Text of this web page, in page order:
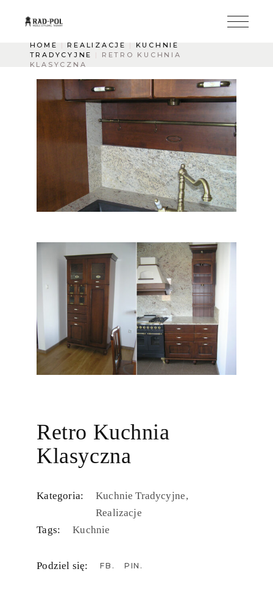
HOME REALIZACJE
KUCHNIE
TRADYCYJNE
RETRO KUCHNIA
KLASYCZNA
Retro Kuchnia
Klasyczna
Kategoria:
Kuchnie Tradycyjne
Realizacje
Tags:
Kuchnie
Podziel się: FB PIN